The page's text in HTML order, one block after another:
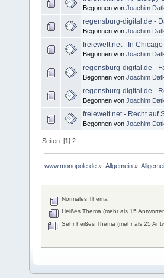
Begonnen von Joachim
regensburg-digital.de -
Begonnen von Joachim
freiewelt.net - In
Begonnen von Joachim
regensburg-digital.de -
Begonnen von Joachim
regensburg-digital.de -
Begonnen von Joachim
freiewelt.net - Recht auf
Begonnen von Joachim
Seiten: [1]2
www.monopole.de » Allgemein»
Normales Thema
Heißes Thema (mehr als 15
Sehr heißes Thema (mehr als 25